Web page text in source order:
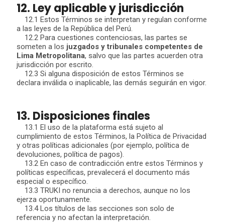
12. Ley aplicable y jurisdicción
12.1 Estos Términos se interpretan y regulan conforme
a las leyes de la República del Perú.
12.2 Para cuestiones contenciosas, las partes se
someten a los juzgados y tribunales competentes de
Lima Metropolitana, salvo que las partes acuerden otra
jurisdicción por escrito.
12.3 Si alguna disposición de estos Términos se
declara inválida o inaplicable, las demás seguirán en vigor.
13. Disposiciones finales
13.1 El uso de la plataforma está sujeto al
cumplimiento de estos Términos, la Política de Privacidad
y otras políticas adicionales (por ejemplo, política de
devoluciones, política de pagos).
13.2 En caso de contradicción entre estos Términos y
políticas específicas, prevalecerá el documento más
especial o específico.
13.3 TRUKI no renuncia a derechos, aunque no los
ejerza oportunamente.
13.4 Los títulos de las secciones son solo de
referencia y no afectan la interpretación.